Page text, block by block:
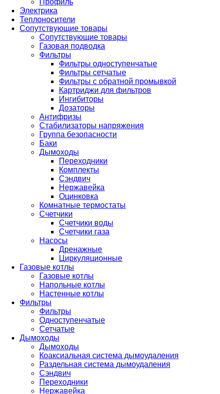
Профиль
Электрика
Теплоносители
Сопутствующие товары
Сопутствующие товары
Газовая подводка
Фильтры
Фильтры одноступенчатые
Фильтры сетчатые
Фильтры с обратной промывкой
Картриджи для фильтров
Ингибиторы
Дозаторы
Антифризы
Стабилизаторы напряжения
Группа безопасности
Баки
Дымоходы
Переходники
Комплекты
Сэндвич
Нержавейка
Оцинковка
Комнатные термостаты
Счетчики
Счетчики воды
Счетчики газа
Насосы
Дренажные
Циркуляционные
Газовые котлы
Газовые котлы
Напольные котлы
Настенные котлы
Фильтры
Фильтры
Одноступенчатые
Сетчатые
Дымоходы
Дымоходы
Коаксиальная система дымоудаления
Раздельная система дымоудаления
Сэндвич
Переходники
Нержавейка